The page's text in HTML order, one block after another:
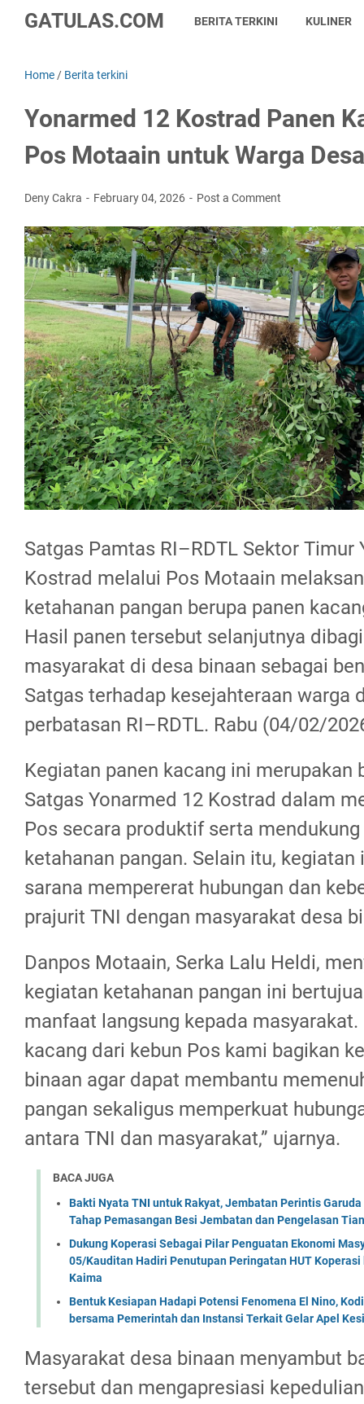
GATULAS.COM BERITA TERKINI KULINER
Home / Berita terkini
Yonarmed 12 Kostrad Panen
Pos Motaain untuk Warga
Deny Cakra February 04, 2026 Post a Comment
Satgas Pamtas RI–RDTL Sektor Timur
Kostrad melalui Pos Motaain
ketahanan pangan berupa panen
Hasil panen tersebut selanjutnya
masyarakat di desa binaan sebagai
Satgas terhadap kesejahteraan warga
perbatasan RI–RDTL. Rabu (04/02/
Kegiatan panen kacang ini merupakan
Satgas Yonarmed 12 Kostrad dalam
Pos secara produktif serta
ketahanan pangan. Selain itu,
sarana mempererat hubungan dan
prajurit TNI dengan masyarakat desa
Danpos Motaain, Serka Lalu Heldi,
kegiatan ketahanan pangan ini
manfaat langsung kepada masyarakat.
kacang dari kebun Pos kami bagikan
binaan agar dapat membantu
pangan sekaligus memperkuat
antara TNI dan masyarakat,” ujarnya.
BACA JUGA
Bakti Nyata TNI untuk Rakyat, Jembatan Perintis
Tahap Pemasangan Besi Jembatan dan Pengelasan
Dukung Koperasi Sebagai Pilar Penguatan Ekonomi
05/Kauditan Hadiri Penutupan Peringatan HUT Koperasi
Kaima
Bentuk Kesiapan Hadapi Potensi Fenomena El Nino,
bersama Pemerintah dan Instansi Terkait Gelar Apel
Masyarakat desa binaan menyambut
tersebut dan mengapresiasi